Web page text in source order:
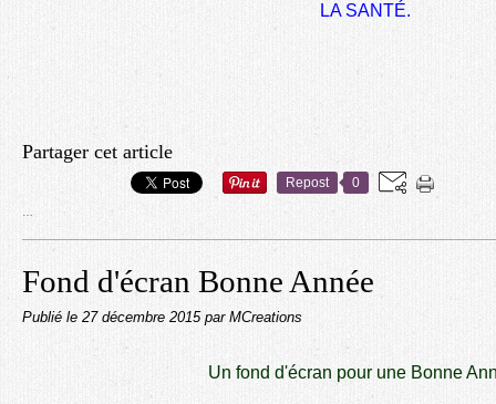
LA SANTÉ.
Partager cet article
Repost 0
Fond d'écran Bonne Année
Publié le 27 décembre 2015 par MCreations
Un fond d'écran pour une Bonne